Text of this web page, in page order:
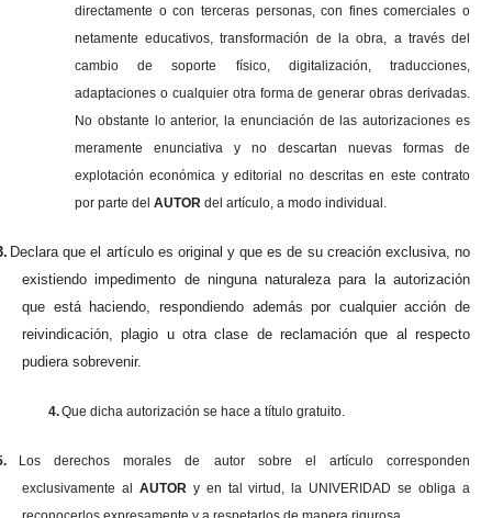
directamente o con terceras personas, con fines comerciales o
netamente educativos, transformación de la obra, a través del
cambio de soporte físico, digitalización, traducciones,
adaptaciones o cualquier otra forma de generar obras derivadas.
No obstante lo anterior, la enunciación de las autorizaciones es
meramente enunciativa y no descartan nuevas formas de
explotación económica y editorial no descritas en este contrato
por parte del AUTOR del artículo, a modo individual.
Declara que el artículo es original y que es de su creación exclusiva, no
existiendo impedimento de ninguna naturaleza para la autorización
que está haciendo, respondiendo además por cualquier acción de
reivindicación, plagio u otra clase de reclamación que al respecto
pudiera sobrevenir.
4.Que dicha autorización se hace a título gratuito.
Los derechos morales de autor sobre el artículo corresponden
exclusivamente al AUTOR y en tal virtud, la UNIVERIDAD se obliga a